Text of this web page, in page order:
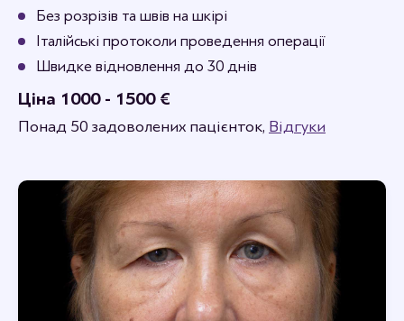
Без розрізів та швів на шкірі
Італійські протоколи проведення операції
Швидке відновлення до 30 днів
Ціна 1000 - 1500 €
Понад 50 задоволених пацієнток, Відгуки